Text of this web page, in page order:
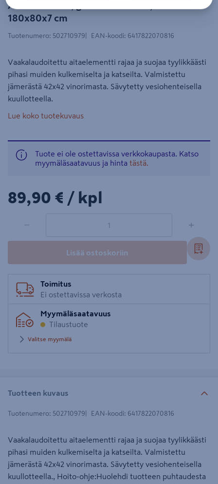
Aitaelementti, grafiitin harmaa,
180x80x7 cm
Tuotenumero: 502710979 EAN-koodi: 6417822070816
Vaakalaudoitettu aitaelementti rajaa ja suojaa tyylikkäästi
pihasi muiden kulkemiselta ja katseilta. Valmistettu
jämerästä 42x42 vinorimasta. Sävytetty vesiohenteisella
kuullotteella.
Lue koko tuotekuvaus
Tuote ei ole ostettavissa verkkokaupasta. Katso
myymäläsaatavuus ja hinta tästä.
89,90€/kpl
89,90 € / kpl
− +
Lisää ostoskoriin
Toimitus
Ei ostettavissa verkosta
Myymäläsaatavuus
Tilaustuote
Valitse myymälä
Tuotteen kuvaus
Tuotenumero: 502710979 EAN-koodi: 6417822070816
Vaakalaudoitettu aitaelementti rajaa ja suojaa tyylikkäästi
pihasi muiden kulkemiselta ja katseilta. Valmistettu
jämerästä 42x42 vinorimasta. Sävytetty vesiohenteisella
kuullotteella., Hoito-ohje:Huolehdi tuotteen puhtaudesta